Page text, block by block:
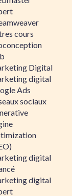
cours
Digital
digital
Ads
sociaux
digital
digital